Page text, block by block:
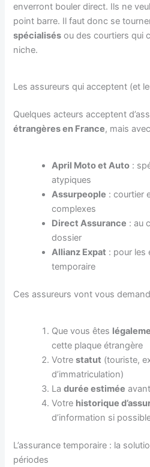
enverront bouler direct. Ils ne
point barre. Il faut donc se
spécialisés ou des courtiers qui
niche.
Les assureurs qui acceptent (et
Quelques acteurs acceptent
étrangères en France, mais
April Moto et Auto :
atypiques
Assurpeople : courtier
complexes
Direct Assurance : au
dossier
Allianz Expat : pour les
temporaire
Ces assureurs vont vous
Que vous êtes
cette plaque étrangère
Votrestatut (touriste,
d’immatriculation)
Ladurée estimée
Votre historique
d’information si
L’assurance temporaire : la
périodes